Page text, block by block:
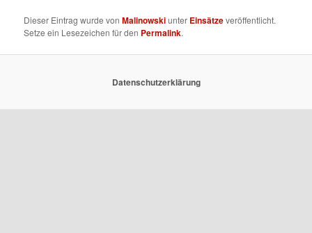
Dieser Eintrag wurde vonMalinowskiunter Einsätzeveröffentlicht.
Setze ein Lesezeichen für den Permalink.
Datenschutzerklärung